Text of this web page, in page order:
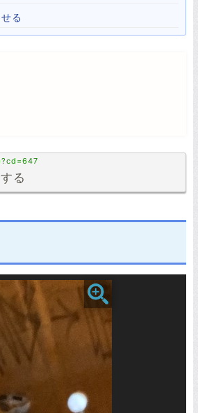
る
る